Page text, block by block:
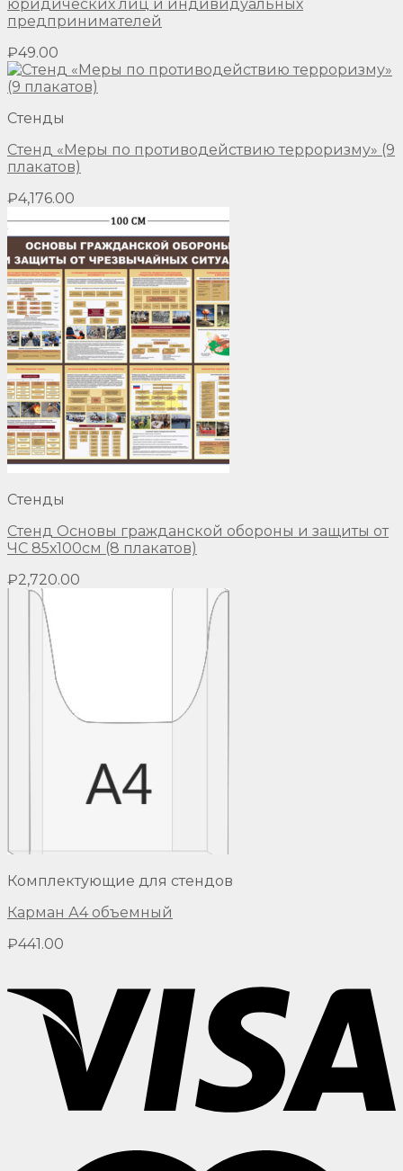
юридических лиц и индивидуальных
предпринимателей
₽49.00
Стенды
Стенд «Меры по противодействию терроризму» (9
плакатов)
₽4,176.00
Стенды
Стенд Основы гражданской обороны и защиты от
ЧС 85х100см (8 плакатов)
₽2,720.00
Комплектующие для стендов
Карман А4 объемный
₽441.00